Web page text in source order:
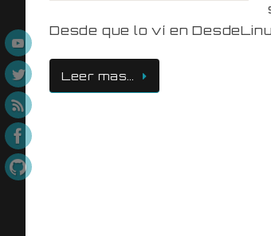
Desde que lo ví en
Leer mas…